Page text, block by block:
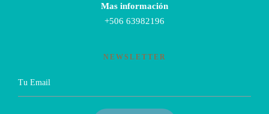
Mas información
+506 63982196
NEWSLETTER